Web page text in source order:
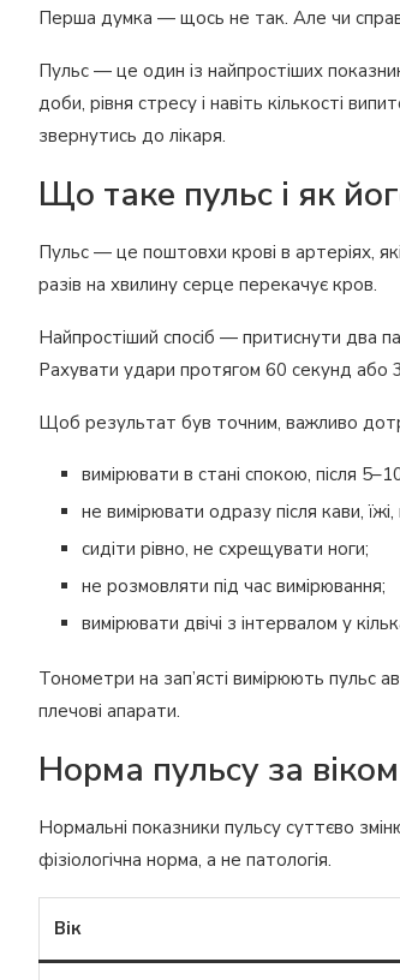
Перша думка — щось не так. Але чи
Пульс — це один із найпростіших
доби, рівня стресу і навіть кількості
звернутись до лікаря.
Що таке пульс і як
Пульс — це поштовхи крові в артеріях,
разів на хвилину серце перекачує кров.
Найпростіший спосіб — притиснути два
Рахувати удари протягом 60 секунд або
Щоб результат був точним, важливо
вимірювати в стані спокою, після
не вимірювати одразу після кави,
сидіти рівно, не схрещувати ноги;
не розмовляти під час вимірювання;
вимірювати двічі з інтервалом у
Тонометри на зап’ясті вимірюють пульс
плечові апарати.
Норма пульсу за
Нормальні показники пульсу суттєво
фізіологічна норма, а не патологія.
Вік